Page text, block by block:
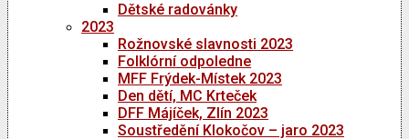
Dětské radovánky
2023
Rožnovské slavnosti 2023
Folklórní odpoledne
MFF Frýdek-Místek 2023
Den dětí, MC Krteček
DFF Májíček, Zlín 2023
Soustředění Klokočov – jaro 2023